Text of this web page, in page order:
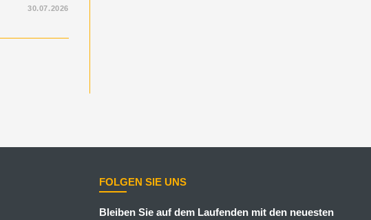
30.07.2026
FOLGEN SIE UNS
Bleiben Sie auf dem Laufenden mit den neuesten